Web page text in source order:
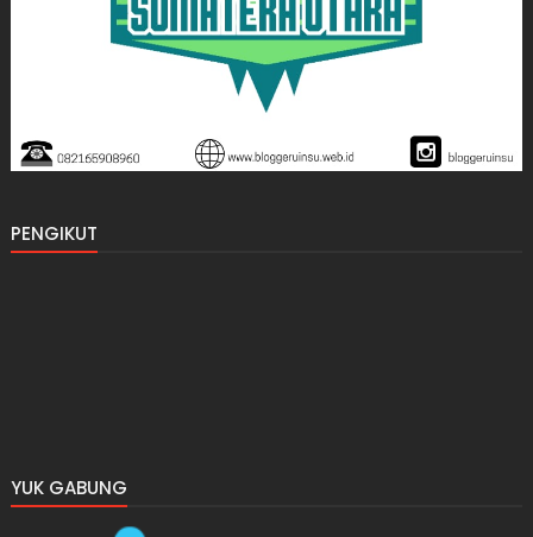
PENGIKUT
YUK GABUNG